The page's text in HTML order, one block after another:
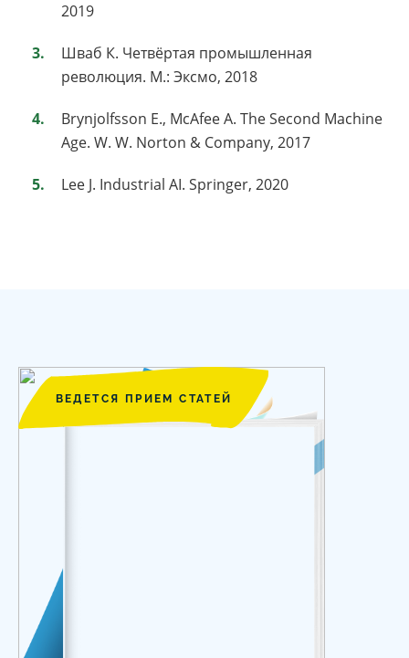
2019
Шваб К. Четвёртая промышленная
революция. М.: Эксмо, 2018
Brynjolfsson E., McAfee A. The Second Machine
Age. W. W. Norton & Company, 2017
Lee J. Industrial AI. Springer, 2020
ВЕДЕТСЯ ПРИЕМ СТАТЕЙ